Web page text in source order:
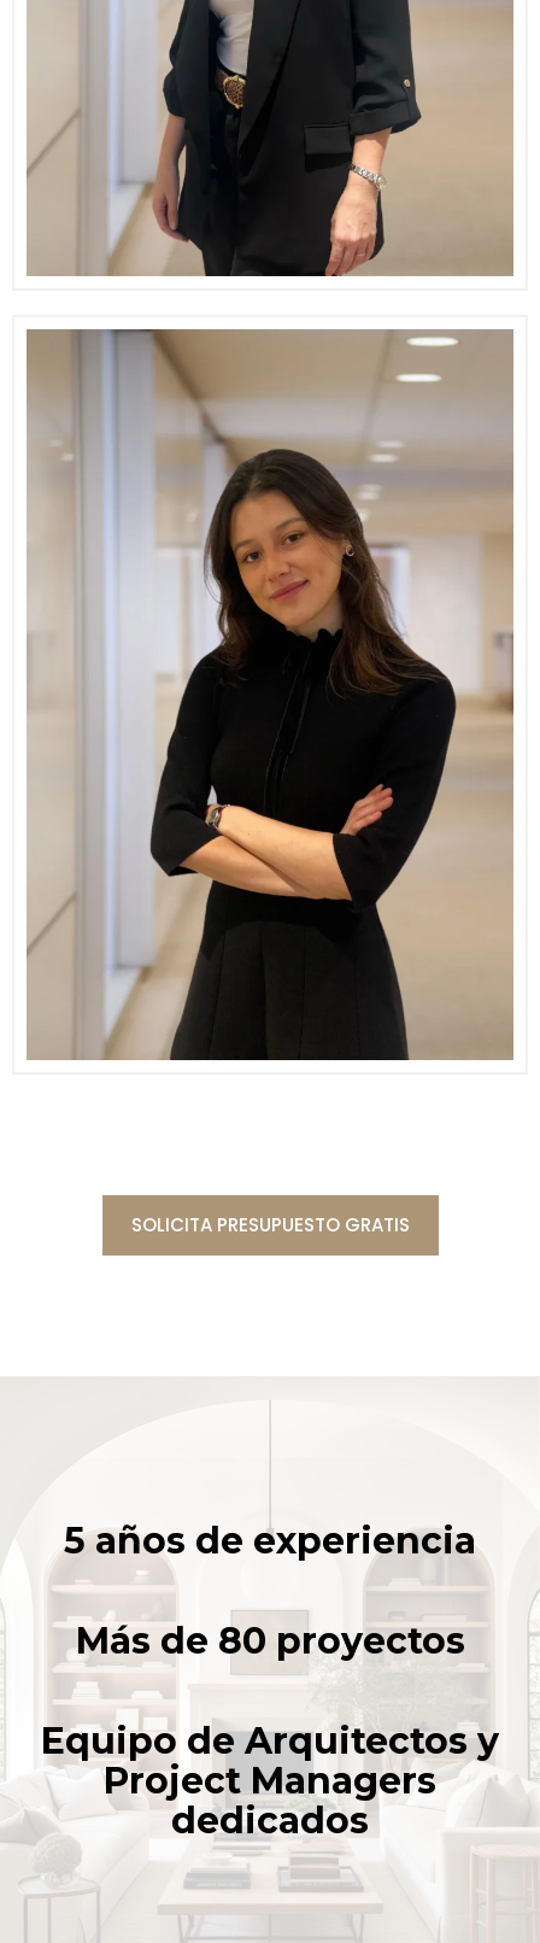
SOLICITA PRESUPUESTO GRATIS
5 años de experiencia
Más de 80 proyectos
Equipo de Arquitectos y
Project Managers
dedicados